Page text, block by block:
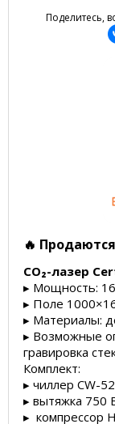
Поделитесь,
🔥
CO₂-лазер
▸ Мощность:
▸ Поле
▸ Материалы:
▸ Возможные
гравировка
Комплект:
▸ чиллер CW-
▸ вытяжка 750
▸ компрессор